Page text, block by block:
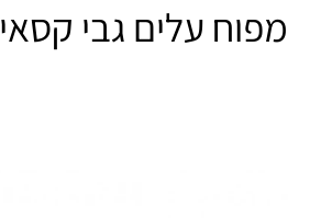
מפוח עלים גבי קסאי EB650